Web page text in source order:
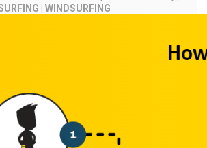
| WINDSURFING